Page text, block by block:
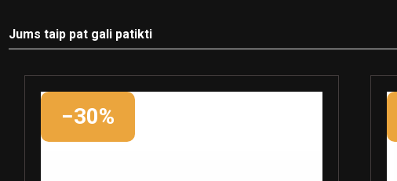
Jums taip pat gali patikti
−30%